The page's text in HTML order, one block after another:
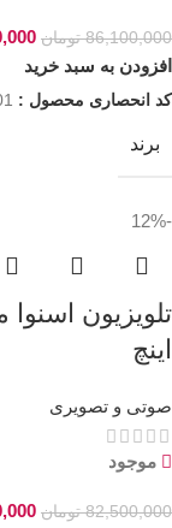
86,100,000 تومان
افزودن به سبد خرید
کد انحصاری محصول :
برند
-12%
اینچ
صوتی و تصویری
موجود
82,500,000 تومان